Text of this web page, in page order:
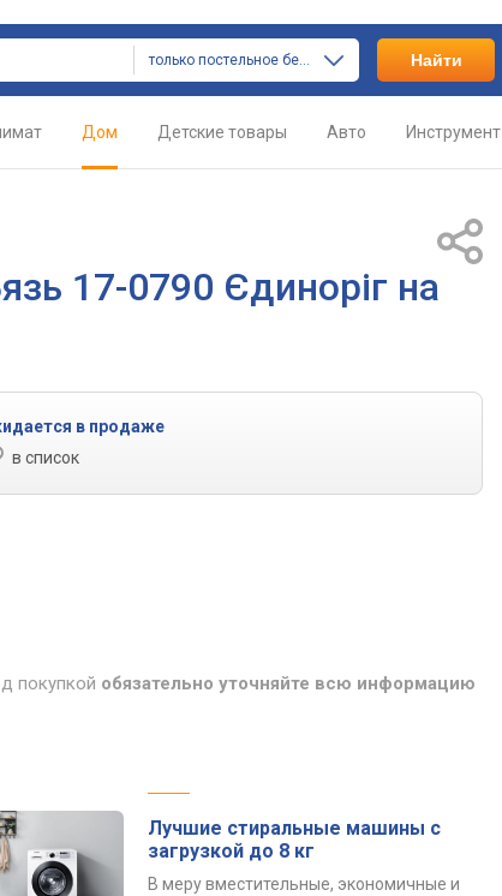
только постельное белье Найти
Дом Детские товары Авто Инструмент
17-0790 Єдиноріг на
в продаже
в список
покупкой обязательно уточняйте всю информацию
Лучшие стиральные машины с
загрузкой до 8 кг
В меру вместительные, экономичные и